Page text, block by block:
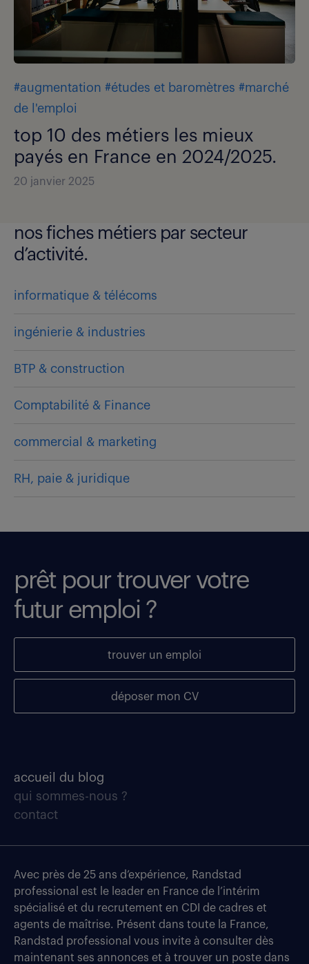
#augmentation #études et baromètres #marché
de l'emploi
top 10 des métiers les mieux
payés en France en 2024/2025.
20 janvier 2025
nos fiches métiers par secteur
d’activité.
informatique & télécoms
ingénierie & industries
BTP & construction
Comptabilité & Finance
commercial & marketing
RH, paie & juridique
prêt pour trouver votre
futur emploi ?
trouver un emploi
déposer mon CV
accueil du blog
qui sommes-nous ?
contact
Avec près de 25 ans d’expérience, Randstad
professional est le leader en France de l’intérim
spécialisé et du recrutement en CDI de cadres et
agents de maîtrise. Présent dans toute la France,
Randstad professional vous invite à consulter dès
maintenant ses annonces et à trouver un poste dans